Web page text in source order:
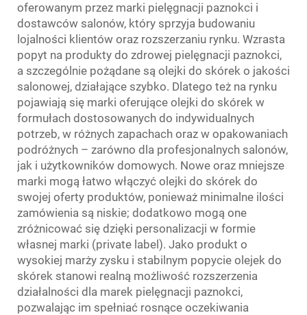
oferowanym przez marki pielęgnacji paznokci i
dostawców salonów, który sprzyja budowaniu
lojalności klientów oraz rozszerzaniu rynku. Wzrasta
popyt na produkty do zdrowej pielęgnacji paznokci,
a szczególnie pożądane są olejki do skórek o jakości
salonowej, działające szybko. Dlatego też na rynku
pojawiają się marki oferujące olejki do skórek w
formułach dostosowanych do indywidualnych
potrzeb, w różnych zapachach oraz w opakowaniach
podróżnych – zarówno dla profesjonalnych salonów,
jak i użytkowników domowych. Nowe oraz mniejsze
marki mogą łatwo włączyć olejki do skórek do
swojej oferty produktów, ponieważ minimalne ilości
zamówienia są niskie; dodatkowo mogą one
zróżnicować się dzięki personalizacji w formie
własnej marki (private label). Jako produkt o
wysokiej marży zysku i stabilnym popycie olejek do
skórek stanowi realną możliwość rozszerzenia
działalności dla marek pielęgnacji paznokci,
pozwalając im spełniać rosnące oczekiwania